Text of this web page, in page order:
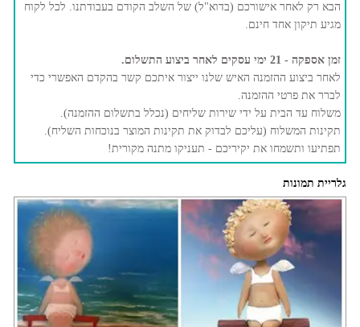
הבא רק לאחר אישורכם (בדוא"ל) של השלב הקודם בעבודתנו. לכל לקוח
מגיע תיקון אחד חינם.
זמן אספקה - 21 ימי עסקים לאחר ביצוע התשלום.
לאחר ביצוע ההזמנה האיש שלנו ייצור איתכם קשר בהקדם האפשרי כדי
לברר את פרטי ההזמנה.
משלוח עד הבית על ידי שירות שליחים (נכלל בתשלום ההזמנה).
תקינות המשלוח (עליכם לבדוק את תקינות המוצר בנוכחות השליח).
תפתיעו ותשמחו את יקיריכם - תעניקו מתנה מקורית!
גלריית תמונות